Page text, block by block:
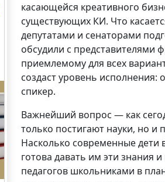
касающейся креативного
существующих КИ. Что
депутатами и сенаторами
обсудили с
приемлемому для всех
создаст уровень исполнения:
спикер.
Важнейший вопрос — как
только постигают науки, но и
Насколько современные дети
готова давать им эти знания
педагогов школьниками в